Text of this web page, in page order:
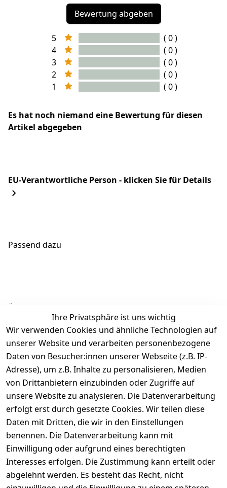
Bewertung abgeben
5
( 0 )
4
( 0 )
3
( 0 )
2
( 0 )
1
( 0 )
Es hat noch niemand eine Bewertung für diesen
Artikel abgegeben
EU-Verantwortliche Person - klicken Sie für Details
Passend dazu
Ähnliche Produkte
Ihre Privatsphäre ist uns wichtig
Wir verwenden Cookies und ähnliche Technologien auf
unserer Website und verarbeiten personenbezogene
Daten von Besucher:innen unserer Webseite (z.B. IP-
Adresse), um z.B. Inhalte zu personalisieren, Medien
von Drittanbietern einzubinden oder Zugriffe auf
unsere Website zu analysieren. Die Datenverarbeitung
erfolgt erst durch gesetzte Cookies. Wir teilen diese
Daten mit Dritten, die wir in den Einstellungen
benennen. Die Datenverarbeitung kann mit
Einwilligung oder aufgrund eines berechtigten
Interesses erfolgen. Die Zustimmung kann erteilt oder
abgelehnt werden. Es besteht das Recht, nicht
Rechtliches
AGB
Impressum
Datenschutze
rklärung
Barrierefreihe
itserklärung
Über uns
Kontakt
Registrieren
Kataloge zum
Download
Pflege &
Kundendienst
Wir
versenden
mit
Zahle
bequem per